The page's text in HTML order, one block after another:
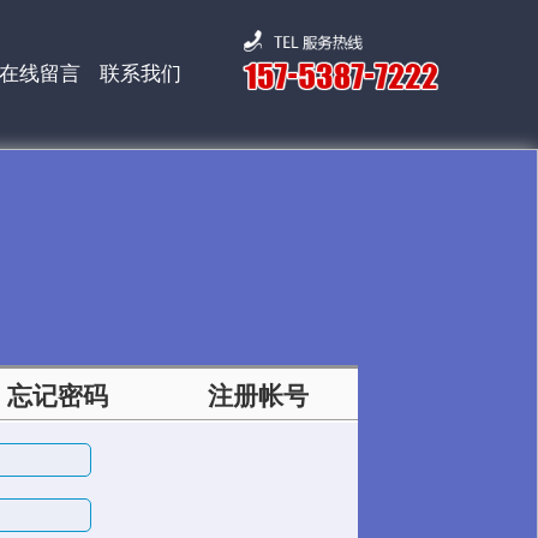
在线留言 联系我们
忘记密码 注册帐号